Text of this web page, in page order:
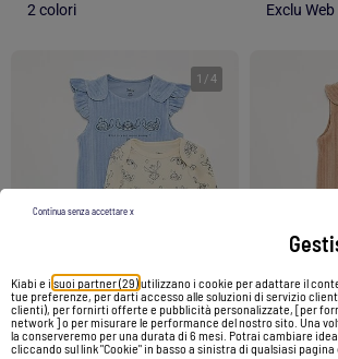
Kiabi e i suoi partner (29)utilizzano i cookie per adattare il
tue preferenze, per darti accesso alle soluzioni di servizio
clienti), per fornirti offerte e pubblicità personalizzate, [per
network ] o per misurare le performance del nostro sito. Una
la conserveremo per una durata di 6 mesi. Potrai cambiare
cliccando sul link "Cookie" in basso a sinistra di qualsiasi pagina
Continua senza accettare x
2 colori Exclu Web
1 /4